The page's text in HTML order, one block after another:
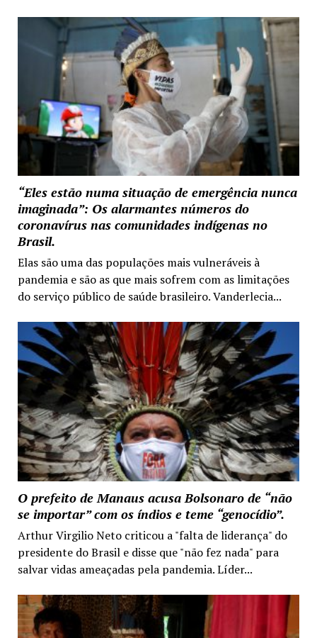
“Eles estão numa situação de emergência nunca
imaginada”: Os alarmantes números do
coronavírus nas comunidades indígenas no
Brasil.
Elas são uma das populações mais vulneráveis à
pandemia e são as que mais sofrem com as limitações
do serviço público de saúde brasileiro. Vanderlecia...
O prefeito de Manaus acusa Bolsonaro de “não
se importar” com os índios e teme “genocídio”.
Arthur Virgilio Neto criticou a "falta de liderança" do
presidente do Brasil e disse que "não fez nada" para
salvar vidas ameaçadas pela pandemia. Líder...